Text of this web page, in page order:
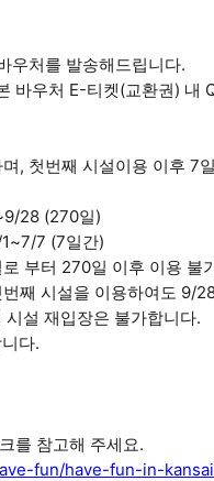
우처를 발송해드립니다.
바우처 E-티켓(교환권) 내
, 첫번째 시설이용 이후 7
28 (270일)
7 (7일간)
부터 270일 이후 이용 불
째 시설을 이용하여도 9/
설 재입장은 불가합니다.
다.
를 참고해 주세요.
fun/have-fun-in-